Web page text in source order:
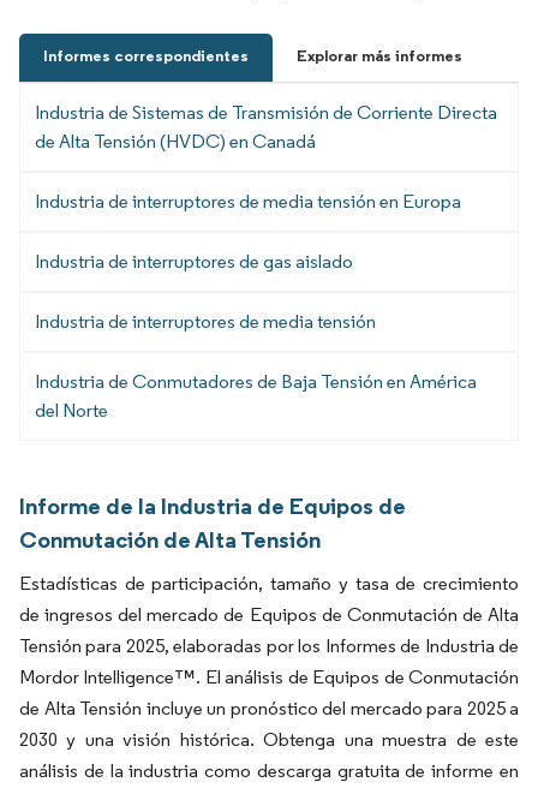
Informes correspondientes Explorar más informes
Industria de Sistemas de Transmisión de Corriente Directa
de Alta Tensión (HVDC) en Canadá
Industria de interruptores de media tensión en Europa
Industria de interruptores de gas aislado
Industria de interruptores de media tensión
Industria de Conmutadores de Baja Tensión en América
del Norte
Informe de la Industria de Equipos de
Conmutación de Alta Tensión
Estadísticas de participación, tamaño y tasa de crecimiento
de ingresos del mercado de Equipos de Conmutación de Alta
Tensión para 2025, elaboradas por los Informes de Industria de
Mordor Intelligence™. El análisis de Equipos de Conmutación
de Alta Tensión incluye un pronóstico del mercado para 2025 a
2030 y una visión histórica. Obtenga una muestra de este
análisis de la industria como descarga gratuita de informe en